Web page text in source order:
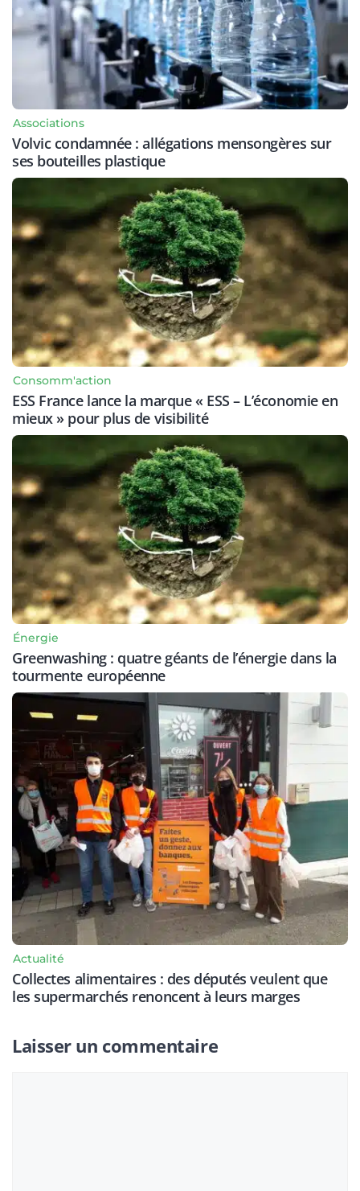
Associations
Volvic condamnée : allégations mensongères sur
ses bouteilles plastique
Consomm'action
ESS France lance la marque « ESS – L’économie en
mieux » pour plus de visibilité
Énergie
Greenwashing : quatre géants de l’énergie dans la
tourmente européenne
Actualité
Collectes alimentaires : des députés veulent que
les supermarchés renoncent à leurs marges
Laisser un commentaire